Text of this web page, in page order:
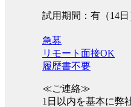
試用期間：有（14
急募
リモート面接OK
履歴書不要
≪ご連絡≫
1日以内を基本に弊